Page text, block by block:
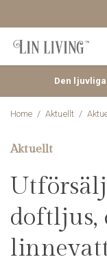
Hoppa
till
Den
Home / Aktuellt /
Aktuellt
doftljus,